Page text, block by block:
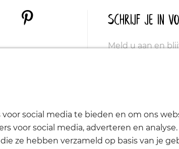
Cookies
Schrijf je in
Meld u aan en
social media te bieden en om ons
voor social media, adverteren en
ze hebben verzameld op basis van je